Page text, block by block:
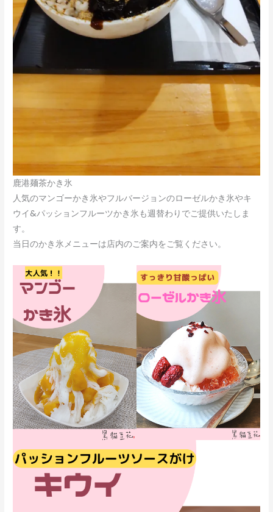
鹿港麺茶かき氷
人気のマンゴーかき氷やフルバージョンのローゼルかき氷やキ
ウイ&パッションフルーツかき氷も週替わりでご提供いたしま
す。
当日のかき氷メニューは店内のご案内をご覧ください。